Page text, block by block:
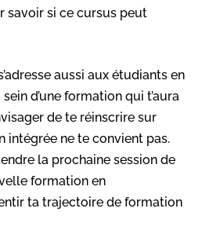
savoir si ce cursus peut
aussi aux étudiants en
d’une formation qui t’aura
de te réinscrire sur
intégrée ne te convient pas.
la prochaine session de
formation en
ta trajectoire de formation